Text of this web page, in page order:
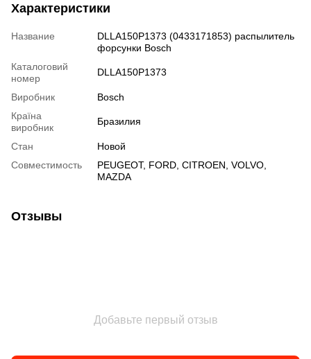
Характеристики
Название
DLLA150P1373 (0433171853) распылитель
форсунки Bosch
Каталоговий
номер
DLLA150P1373
Виробник
Bosch
Країна
виробник
Бразилия
Стан
Новой
Совместимость
PEUGEOT, FORD, CITROEN, VOLVO,
MAZDA
Отзывы
Добавьте первый отзыв